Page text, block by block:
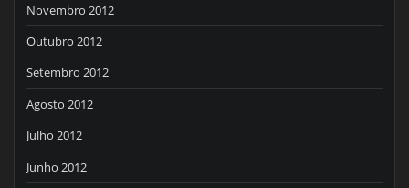
Novembro 2012
Outubro 2012
Setembro 2012
Agosto 2012
Julho 2012
Junho 2012